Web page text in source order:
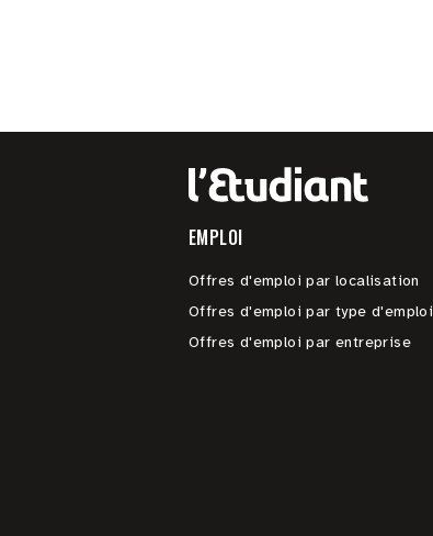
EMPLOI
Offres d'emploi par localisation
Offres d'emploi par type d'emploi
Offres d'emploi par entreprise